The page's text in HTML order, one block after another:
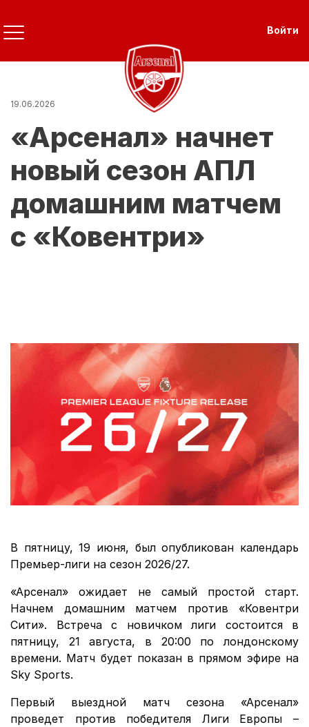
основному
содержанию
Войти
19.06.2026
«Арсенал» начнет
новый сезон АПЛ
домашним матчем
с «Ковентри»
В пятницу, 19 июня, был опубликован календарь
Премьер-лиги на сезон 2026/27.
«Арсенал» ожидает не самый простой старт.
Начнем домашним матчем против «Ковентри
Сити». Встреча с новичком лиги состоится в
пятницу, 21 августа, в 20:00 по лондонскому
времени. Матч будет показан в прямом эфире на
Sky Sports.
Первый выездной матч сезона «Арсенал»
проведет против победителя Лиги Европы –